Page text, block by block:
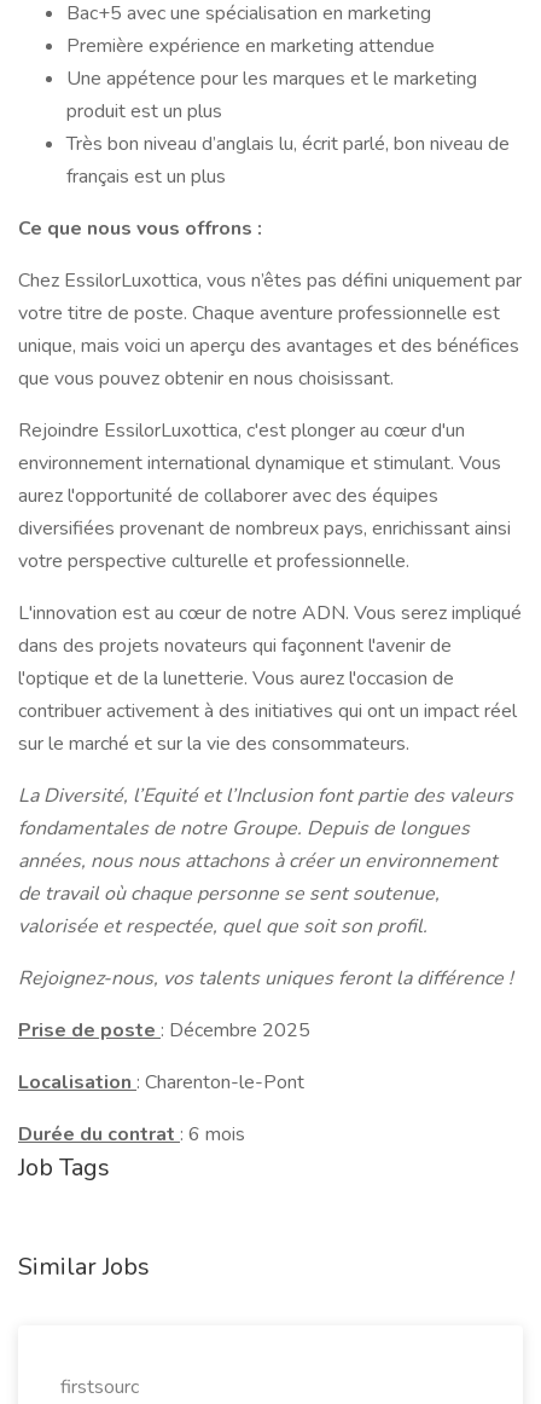
Bac+5 avec une spécialisation en marketing
Première expérience en marketing attendue
Une appétence pour les marques et le marketing
produit est un plus
Très bon niveau d’anglais lu, écrit parlé, bon niveau de
français est un plus
Ce que nous vous offrons :
Chez EssilorLuxottica, vous n’êtes pas défini uniquement par
votre titre de poste. Chaque aventure professionnelle est
unique, mais voici un aperçu des avantages et des bénéfices
que vous pouvez obtenir en nous choisissant.
Rejoindre EssilorLuxottica, c'est plonger au cœur d'un
environnement international dynamique et stimulant. Vous
aurez l'opportunité de collaborer avec des équipes
diversifiées provenant de nombreux pays, enrichissant ainsi
votre perspective culturelle et professionnelle.
L'innovation est au cœur de notre ADN. Vous serez impliqué
dans des projets novateurs qui façonnent l'avenir de
l'optique et de la lunetterie. Vous aurez l'occasion de
contribuer activement à des initiatives qui ont un impact réel
sur le marché et sur la vie des consommateurs.
La Diversité, l’Equité et l’Inclusion font partie des valeurs
fondamentales de notre Groupe. Depuis de longues
années, nous nous attachons à créer un environnement
de travail où chaque personne se sent soutenue,
valorisée et respectée, quel que soit son profil.
Rejoignez-nous, vos talents uniques feront la différence !
Prise de poste : Décembre 2025
Localisation : Charenton-le-Pont
Durée du contrat : 6 mois
Job Tags
Similar Jobs
firstsourc